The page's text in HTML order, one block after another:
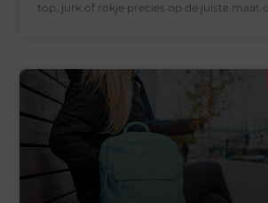
top, jurk of rokje precies op de juiste maat